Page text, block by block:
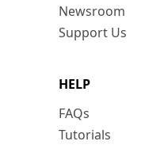
Newsroom
Support Us
HELP
FAQs
Tutorials